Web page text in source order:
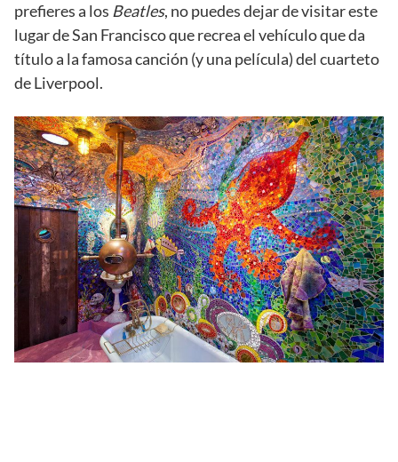
prefieres a los Beatles, no puedes dejar de visitar este
lugar de San Francisco que recrea el vehículo que da
título a la famosa canción (y una película) del cuarteto
de Liverpool.